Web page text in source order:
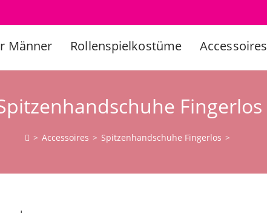
Männer Rollenspielkostüme Accessoires
Fingerlos
> Accessoires > Spitzenhandschuhe Fingerlos >